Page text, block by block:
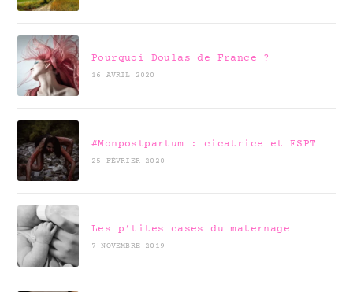
Pourquoi Doulas de France ?
16 AVRIL 2020
#Monpostpartum : cicatrice et ESPT
25 FÉVRIER 2020
Les p’tites cases du maternage
7 NOVEMBRE 2019